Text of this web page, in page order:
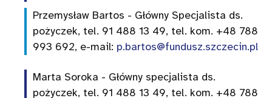
Przemysław Bartos - Główny Specjalista ds.
pożyczek, tel. 91 488 13 49, tel. kom. +48 788
993 692, e-mail: p.bartos@fundusz.szczecin.pl
Marta Soroka - Główny specjalista ds.
pożyczek, tel. 91 488 13 49, tel. kom. +48 788